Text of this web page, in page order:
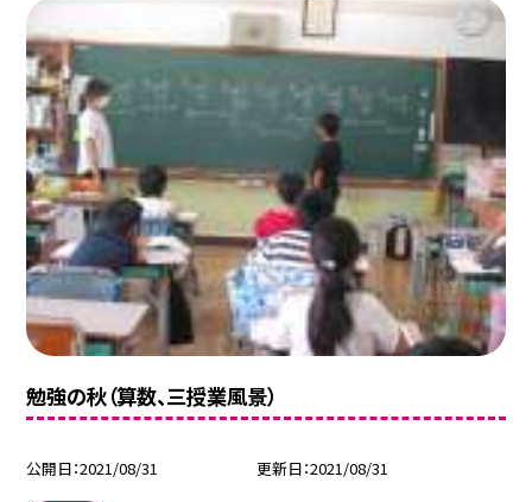
勉強の秋（算数、三授業風景）
公開日 2021/08/31 更新日 2021/08/31